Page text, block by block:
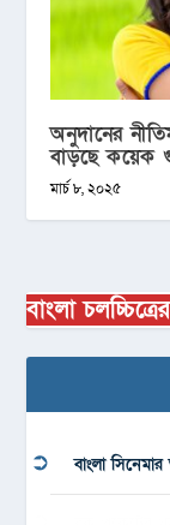
অনুদানের
বাড়ছে কয়েক
মার্চ ৮, ২০২৫
বাংলা
বাংলা